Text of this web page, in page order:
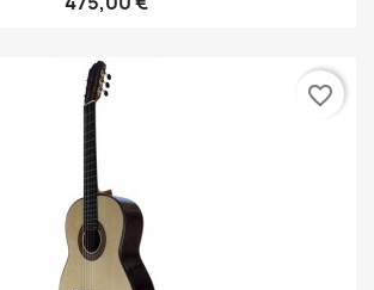
favorite_border